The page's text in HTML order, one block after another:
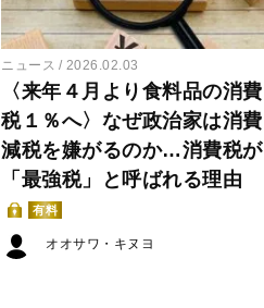
ニュース 2026.02.03
〈来年４月より食料品の消費
税１％へ〉なぜ政治家は消費
減税を嫌がるのか…消費税が
「最強税」と呼ばれる理由
有料
オオサワ・キヌヨ